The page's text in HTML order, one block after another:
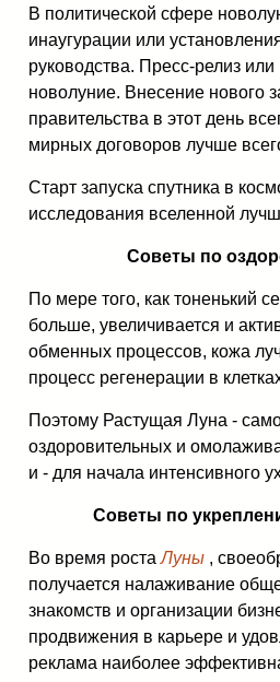
В политической сфере
инаугурации или
руководства. Пресс-релиз
новолуние. Внесение нового
правительства в этот день
мирных договоров лучше
Старт запуска спутника в
исследования вселенной
Советы по
По мере того, как тоненький
больше, увеличивается и
обменных процессов, кожа
процесс регенерации в
Поэтому Растущая Луна -
оздоровительных и
и - для начала интенсивного
Советы по
Во время ростаЛуны,
получается налаживание
знакомств и организации
продвижения в карьере и
реклама наиболее